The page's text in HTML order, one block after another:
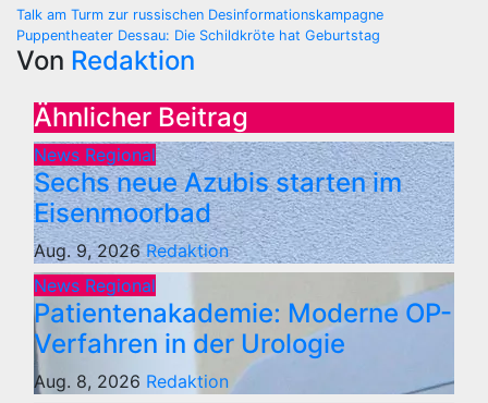
Beitragsnavigation
Talk am Turm zur russischen Desinformationskampagne
Puppentheater Dessau: Die Schildkröte hat Geburtstag
Von Redaktion
Ähnlicher Beitrag
News Regional
Sechs neue Azubis starten im
Eisenmoorbad
Aug. 9, 2026Redaktion
News Regional
Patientenakademie: Moderne OP-
Verfahren in der Urologie
Aug. 8, 2026 Redaktion